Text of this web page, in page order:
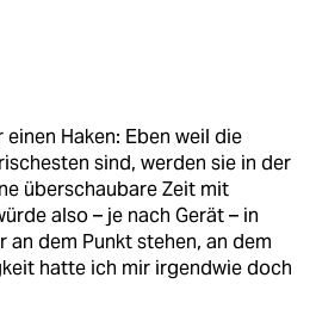
einen Haken: Eben weil die
sind, werden sie in der
überschaubare Zeit mit
also – je nach Gerät – in
dem Punkt stehen, an dem
hatte ich mir irgendwie doch